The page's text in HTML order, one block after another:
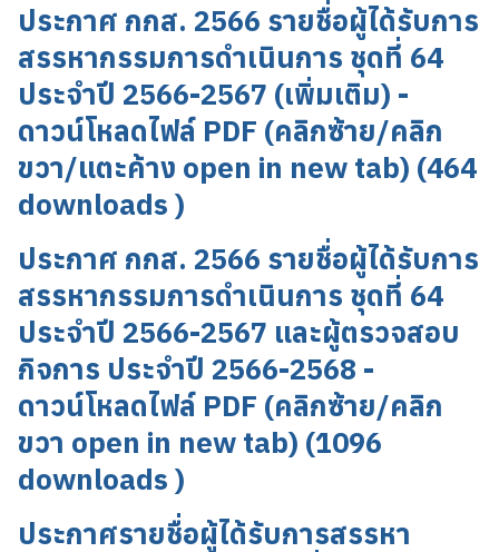
ประกาศ กกส. 2566 รายชื่อผู้ได้รับการ
สรรหากรรมการดำเนินการ ชุดที่ 64
ประจำปี 2566-2567 (เพิ่มเติม) -
ดาวน์โหลดไฟล์ PDF (คลิกซ้าย/คลิก
ขวา/แตะค้าง open in new tab) (464
downloads )
ประกาศ กกส. 2566 รายชื่อผู้ได้รับการ
สรรหากรรมการดำเนินการ ชุดที่ 64
ประจำปี 2566-2567 และผู้ตรวจสอบ
กิจการ ประจำปี 2566-2568 -
ดาวน์โหลดไฟล์ PDF (คลิกซ้าย/คลิก
ขวา open in new tab) (1096
downloads )
ประกาศรายชื่อผู้ได้รับการสรรหา